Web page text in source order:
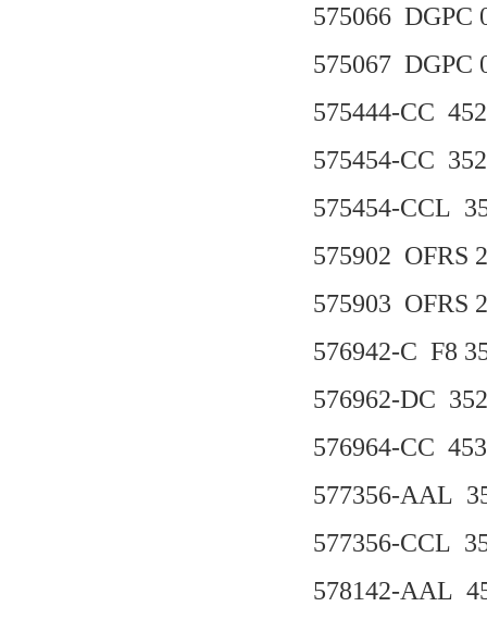
575066 DGPC
575067 DGPC
575444-CC
575454-CC
575454-CCL
575902 OFRS
575903 OFRS
576942-C F8
576962-DC
576964-CC
577356-AAL
577356-CCL
578142-AAL